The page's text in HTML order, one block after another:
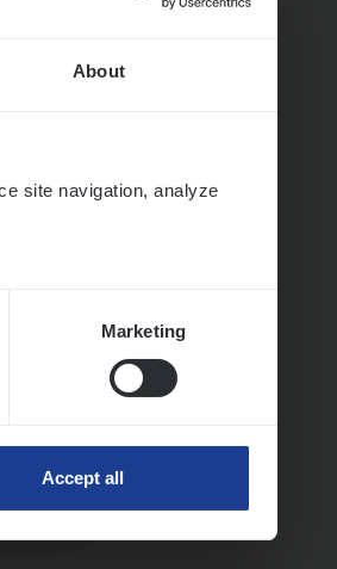
About
site navigation, analyze
Marketing
Accept all